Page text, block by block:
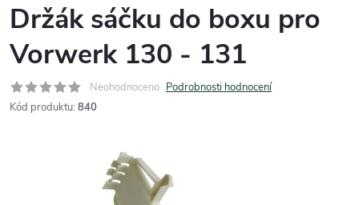
Držák sáčku do boxu pro
Vorwerk 130 - 131
Neohodnoceno Podrobnosti hodnocení
Kód produktu: 840